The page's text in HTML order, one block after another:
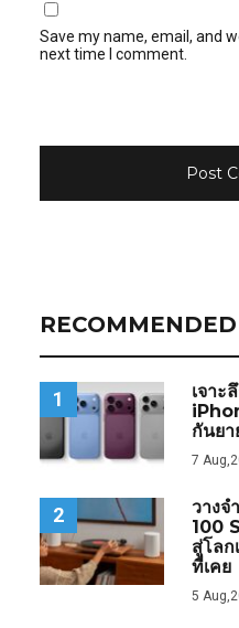
Save my name, email, and
next time I comment.
1
เจาะ
กันย
7
2
วางจ
100
สู่โลก
ที่เคย
5